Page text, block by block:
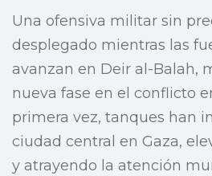
Una ofensiva militar sin
desplegado mientras las
avanzan en Deir al-Balah,
nueva fase en el conflicto
primera vez, tanques han
ciudad central en Gaza,
y atrayendo la atención